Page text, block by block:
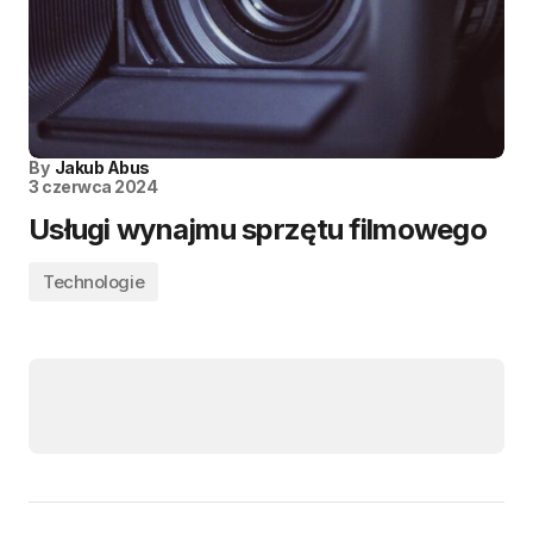
By Jakub Abus
3 czerwca 2024
Usługi wynajmu sprzętu filmowego
Technologie